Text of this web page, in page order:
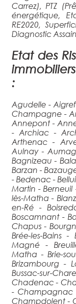
Carrez), PTZ
énergétique,
RE2020,
Diagnostic
Etat des
:
Agudelle -
Champagne -
Annepont -
- Archiac -
Arthenac -
Aulnay -
Bagnizeau -
Barzan -
- Bedenac -
Martin - Berneuil
lès-Matha -
en-Ré -
Boscamnant -
Chapus -
Brée-les-Bains
Magné -
Matha - Brie-
Brizambourg -
Bussac-sur-
Chadenac -
- Champagnac
Champdolent -